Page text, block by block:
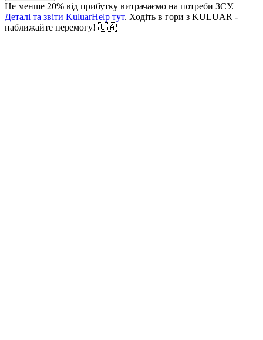
Не менше 20% від прибутку витрачаємо на потреби ЗСУ.
Деталі та звіти KuluarHelp тут. Ходіть в гори з KULUAR -
наближайте перемогу! 🇺🇦